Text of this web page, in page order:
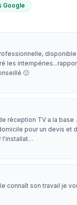
Google
les
🙂
réception TV a la base
pour un devis et
l'installat…
connaît son travail je